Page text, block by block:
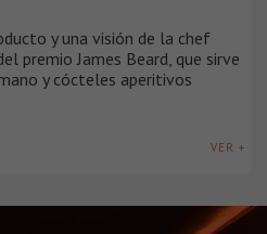
y una visión de la chef
premio James Beard, que sirve
y cócteles aperitivos
VER +